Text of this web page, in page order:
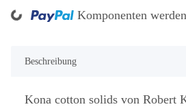
Komponenten
Beschreibung
Kona cotton solids von Robert